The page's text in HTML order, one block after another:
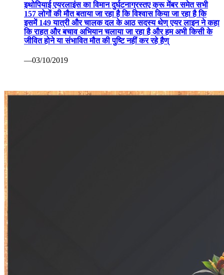
इथोपियाई एयरलाइंस का विमान दुर्घटनाग्रस्तए क्रू मेंबर समेत सभी
157 लोगों की मौत बताया जा रहा है कि विश्वास किया जा रहा है कि
इसमें 149 यात्री और चालक दल के आठ सदस्य थेण् एयर लाइन ने कहा
कि राहत और बचाव अभियान चलाया जा रहा है और हम अभी किसी के
जीवित होने या संभावित मौत की पुष्टि नहीं कर रहे हैण्
—03/10/2019